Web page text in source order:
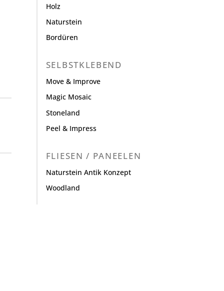
Holz
Naturstein
Bordüren
SELBSTKLEBEND
Move & Improve
Magic Mosaic
Stoneland
Peel & Impress
FLIESEN / PANEELEN
Naturstein Antik Konzept
Woodland